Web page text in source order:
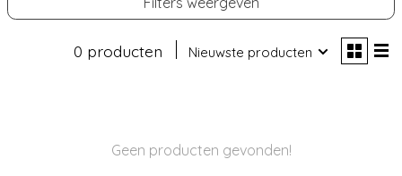
0 producten Nieuwste producten
Geen producten gevonden!